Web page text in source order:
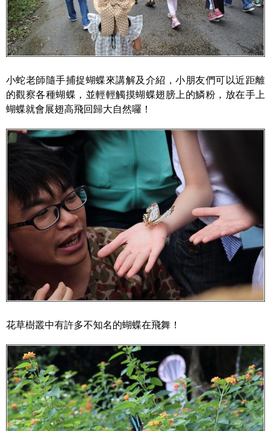
小蛇老師隨手捕捉蝴蝶來講解及介紹，小朋友們可以近距離
的觀察各種蝴蝶，並輕輕觸摸蝴蝶翅膀上的鱗粉，放在手上
蝴蝶就會展翅高飛回歸大自然囉！
花草樹叢中有許多不知名的蝴蝶在飛舞！